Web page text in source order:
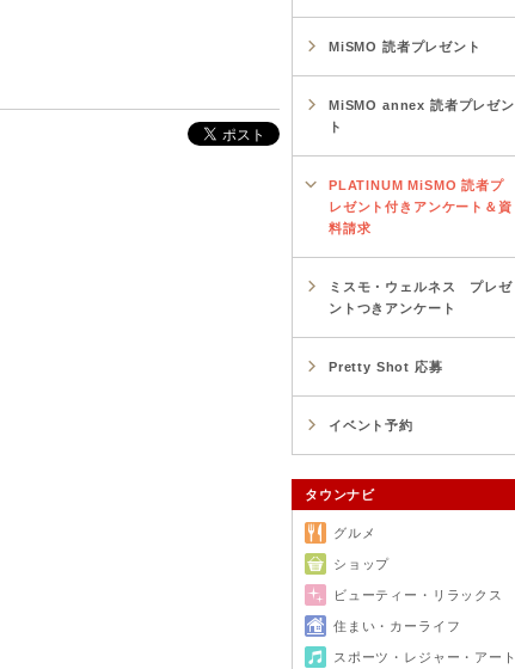
MiSMO 読者プレゼント
MiSMO annex 読者プレゼン
ト
PLATINUM MiSMO 読者プ
レゼント付きアンケート＆資
料請求
ミスモ・ウェルネス プレゼ
ントつきアンケート
Pretty Shot 応募
イベント予約
タウンナビ
グルメ
ショップ
ビューティー・リラックス
住まい・カーライフ
スポーツ・レジャー・アート